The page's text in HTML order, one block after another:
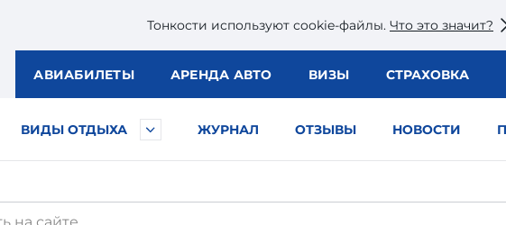
Тонкости используют сookie-файлы. Что это значит?
АВИАБИЛЕТЫ АРЕНДА АВТО ВИЗЫ СТРАХОВКА
ВИДЫ ОТДЫХА ЖУРНАЛ ОТЗЫВЫ НОВОСТИ